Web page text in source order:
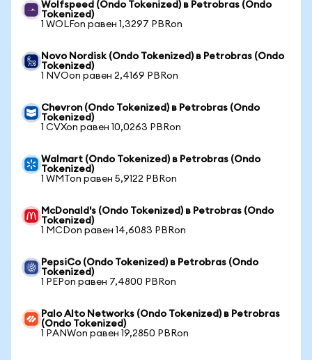
Wolfspeed (Ondo Tokenized) в Petrobras (Ondo
Tokenized)
1 WOLFon равен 1,3297 PBRon
Novo Nordisk (Ondo Tokenized) в Petrobras (Ondo
Tokenized)
1 NVOon равен 2,4169 PBRon
Chevron (Ondo Tokenized) в Petrobras (Ondo
Tokenized)
1 CVXon равен 10,0263 PBRon
Walmart (Ondo Tokenized) в Petrobras (Ondo
Tokenized)
1 WMTon равен 5,9122 PBRon
McDonald's (Ondo Tokenized) в Petrobras (Ondo
Tokenized)
1 MCDon равен 14,6083 PBRon
PepsiCo (Ondo Tokenized) в Petrobras (Ondo
Tokenized)
1 PEPon равен 7,4800 PBRon
Palo Alto Networks (Ondo Tokenized) в Petrobras
(Ondo Tokenized)
1 PANWon равен 19,2850 PBRon